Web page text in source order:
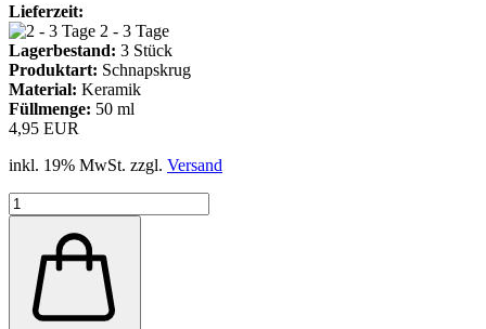
Lieferzeit:
2 - 3 Tage
Lagerbestand: 3 Stück
Produktart: Schnapskrug
Material: Keramik
Füllmenge: 50 ml
4,95 EUR
inkl. 19% MwSt. zzgl. Versand